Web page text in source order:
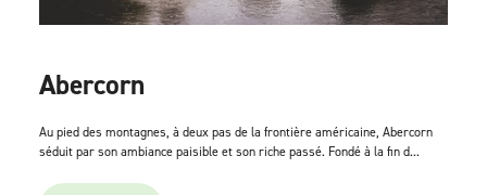
Abercorn
Au pied des montagnes, à deux pas de la frontière américaine, Abercorn
séduit par son ambiance paisible et son riche passé. Fondé à la fin d...